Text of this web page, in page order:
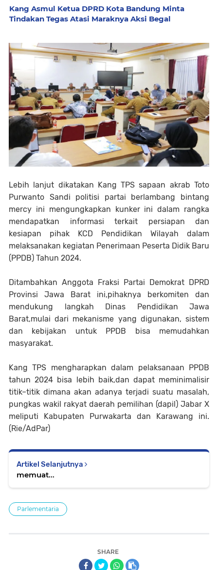
Kang Asmul Ketua DPRD Kota Bandung Minta
Tindakan Tegas Atasi Maraknya Aksi Begal
Lebih lanjut dikatakan Kang TPS sapaan akrab Toto
Purwanto Sandi politisi partai berlambang bintang
mercy ini mengungkapkan kunker ini dalam rangka
mendapatkan informasi terkait persiapan dan
kesiapan pihak KCD Pendidikan Wilayah dalam
melaksanakan kegiatan Penerimaan Peserta Didik Baru
(PPDB) Tahun 2024.
Ditambahkan Anggota Fraksi Partai Demokrat DPRD
Provinsi Jawa Barat ini,pihaknya berkomiten dan
mendukung langkah Dinas Pendidikan Jawa
Barat,mulai dari mekanisme yang digunakan, sistem
dan kebijakan untuk PPDB bisa memudahkan
masyarakat.
Kang TPS mengharapkan dalam pelaksanaan PPDB
tahun 2024 bisa lebih baik,dan dapat meminimalisir
titik–titik dimana akan adanya terjadi suatu masalah,
pungkas wakil rakyat daerah pemilihan (dapil) Jabar X
meliputi Kabupaten Purwakarta dan Karawang ini.
(Rie/AdPar)
Artikel Selanjutnya
memuat...
Parlementaria
SHARE